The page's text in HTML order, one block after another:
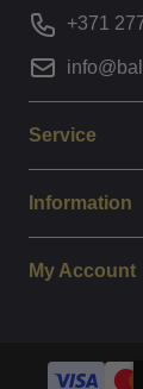
+371
Service
Information
My Account